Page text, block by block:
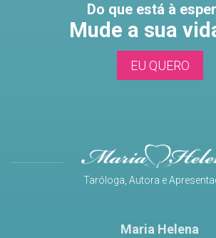
Do que está à
Mude a sua
EU QUERO
Taróloga, Autora e
Maria Helena